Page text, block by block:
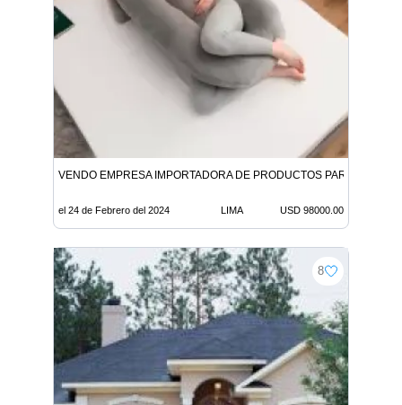
VENDO EMPRESA IMPORTADORA DE PRODUCTOS PARA BEBÉS
el 24 de Febrero del 2024 LIMA USD 98000.00
8